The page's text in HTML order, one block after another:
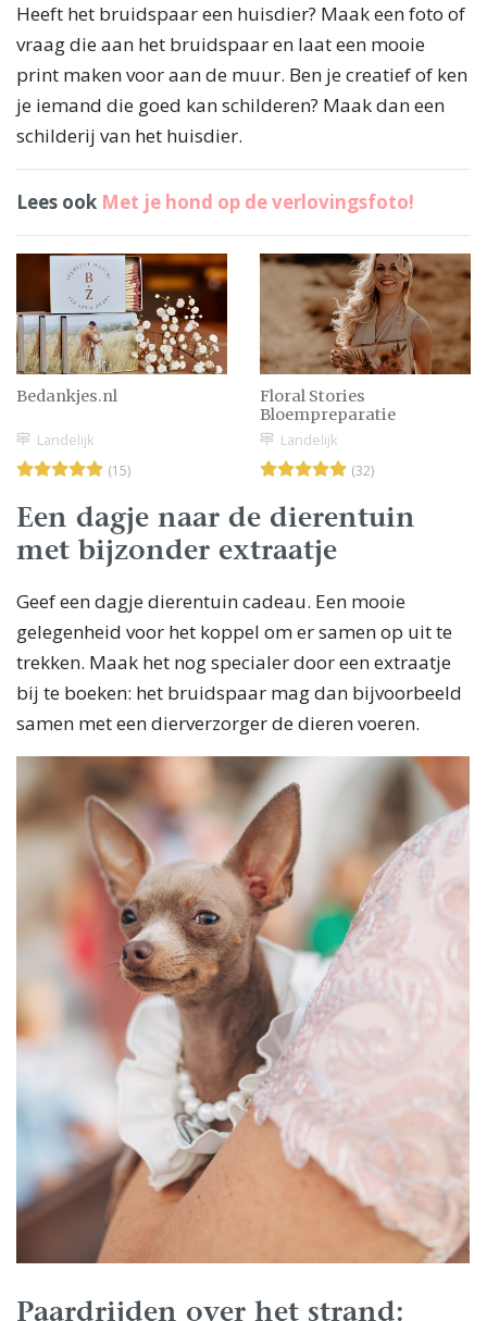
Heeft het bruidspaar een huisdier? Maak een foto of
vraag die aan het bruidspaar en laat een mooie
print maken voor aan de muur. Ben je creatief of ken
je iemand die goed kan schilderen? Maak dan een
schilderij van het huisdier.
Lees ook Met je hond op de verlovingsfoto!
Bedankjes.nl
Landelijk
(15)
Floral Stories
Bloempreparatie
Landelijk
(32)
Een dagje naar de dierentuin
met bijzonder extraatje
Geef een dagje dierentuin cadeau. Een mooie
gelegenheid voor het koppel om er samen op uit te
trekken. Maak het nog specialer door een extraatje
bij te boeken: het bruidspaar mag dan bijvoorbeeld
samen met een dierverzorger de dieren voeren.
Paardrijden over het strand: